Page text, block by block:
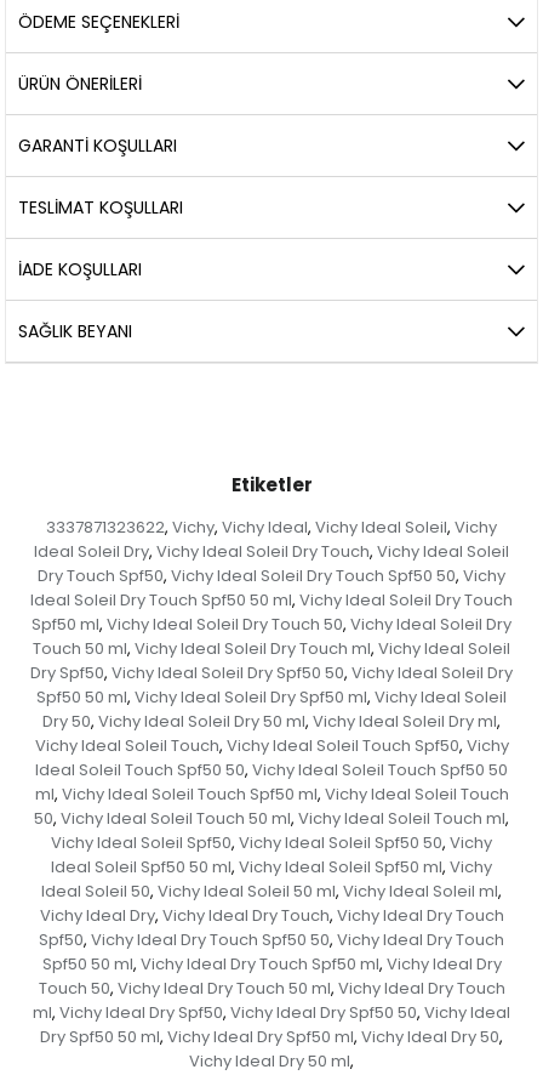
ÖDEME SEÇENEKLERI
ÜRÜN ÖNERILERI
GARANTİ KOŞULLARI
TESLİMAT KOŞULLARI
İADE KOŞULLARI
SAĞLIK BEYANI
Etiketler
3337871323622, Vichy, Vichy Ideal, Vichy Ideal Soleil, Vichy
Ideal Soleil Dry, Vichy Ideal Soleil Dry Touch, Vichy Ideal Soleil
Dry Touch Spf50, Vichy Ideal Soleil Dry Touch Spf50 50, Vichy
Ideal Soleil Dry Touch Spf50 50 ml, Vichy Ideal Soleil Dry Touch
Spf50 ml, Vichy Ideal Soleil Dry Touch 50, Vichy Ideal Soleil Dry
Touch 50 ml, Vichy Ideal Soleil Dry Touch ml, Vichy Ideal Soleil
Dry Spf50, Vichy Ideal Soleil Dry Spf50 50, Vichy Ideal Soleil Dry
Spf50 50 ml, Vichy Ideal Soleil Dry Spf50 ml, Vichy Ideal Soleil
Dry 50, Vichy Ideal Soleil Dry 50 ml, Vichy Ideal Soleil Dry ml,
Vichy Ideal Soleil Touch, Vichy Ideal Soleil Touch Spf50, Vichy
Ideal Soleil Touch Spf50 50, Vichy Ideal Soleil Touch Spf50 50
ml, Vichy Ideal Soleil Touch Spf50 ml, Vichy Ideal Soleil Touch
50, Vichy Ideal Soleil Touch 50 ml, Vichy Ideal Soleil Touch ml,
Vichy Ideal Soleil Spf50, Vichy Ideal Soleil Spf50 50, Vichy
Ideal Soleil Spf50 50 ml, Vichy Ideal Soleil Spf50 ml, Vichy
Ideal Soleil 50, Vichy Ideal Soleil 50 ml, Vichy Ideal Soleil ml,
Vichy Ideal Dry, Vichy Ideal Dry Touch, Vichy Ideal Dry Touch
Spf50, Vichy Ideal Dry Touch Spf50 50, Vichy Ideal Dry Touch
Spf50 50 ml, Vichy Ideal Dry Touch Spf50 ml, Vichy Ideal Dry
Touch 50, Vichy Ideal Dry Touch 50 ml, Vichy Ideal Dry Touch
ml, Vichy Ideal Dry Spf50, Vichy Ideal Dry Spf50 50, Vichy Ideal
Dry Spf50 50 ml, Vichy Ideal Dry Spf50 ml, Vichy Ideal Dry 50,
Vichy Ideal Dry 50 ml,